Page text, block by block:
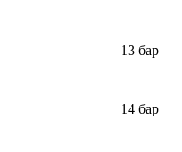
13 бар
14 бар